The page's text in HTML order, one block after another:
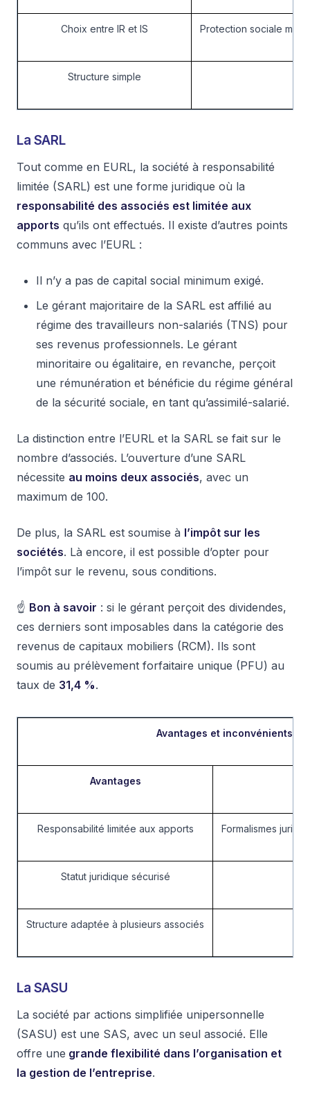
Choix entre IR et IS Protection sociale
Structure simple
La SARL
Tout comme en EURL, la société à responsabilité
limitée (SARL) est une forme juridique où la
responsabilité des associés est limitée aux
apports qu’ils ont effectués. Il existe d’autres points
communs avec l’EURL :
Il n’y a pas de capital social minimum exigé.
Le gérant majoritaire de la SARL est affilié au
régime des travailleurs non-salariés (TNS) pour
ses revenus professionnels. Le gérant
minoritaire ou égalitaire, en revanche, perçoit
une rémunération et bénéficie du régime général
de la sécurité sociale, en tant qu’assimilé-salarié.
La distinction entre l’EURL et la SARL se fait sur le
nombre d’associés. L’ouverture d’une SARL
nécessite au moins deux associés, avec un
maximum de 100.
De plus, la SARL est soumise à l’impôt sur les
sociétés. Là encore, il est possible d’opter pour
l’impôt sur le revenu, sous conditions.
☝️ Bon à savoir : si le gérant perçoit des dividendes,
ces derniers sont imposables dans la catégorie des
revenus de capitaux mobiliers (RCM). Ils sont
soumis au prélèvement forfaitaire unique (PFU) au
taux de 31,4 %.
Avantages et inconvénients de
Avantages
Responsabilité limitée aux apports Formalismes
Statut juridique sécurisé
Structure adaptée à plusieurs associés
La SASU
La société par actions simplifiée unipersonnelle
(SASU) est une SAS, avec un seul associé. Elle
offre une grande flexibilité dans l’organisation et
la gestion de l’entreprise.